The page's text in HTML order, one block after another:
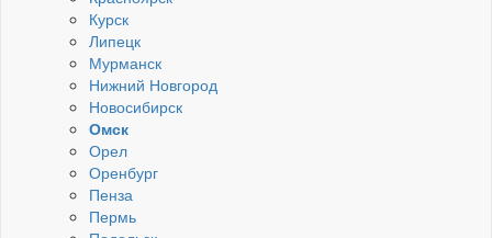
Курск
Липецк
Мурманск
Нижний Новгород
Новосибирск
Омск
Орел
Оренбург
Пенза
Пермь